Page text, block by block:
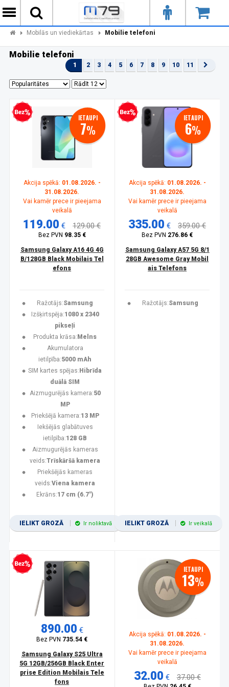
Mobilās un viediekārtas Mobilie telefoni
Mobilie telefoni
1 2 3 4 5 6 7 8 9 10 11
kredīts IETAUPI
7%
Akcija spēkā: 01.08.2026. -
31.08.2026.
Vai kamēr prece ir pieejama
veikalā
119.00 € 129.00 €
Bez PVN 98.35 €
Samsung Galaxy A16 4G 4G
B/128GB Black Mobilais Tel
efons
Ražotājs:Samsung
Izšķirtspēja:1080 x 2340
pikseļi
Produkta krāsa: Melns
Akumulatora
ietilpība:5000 mAh
SIM kartes spējas: Hibrīda
duālā SIM
Aizmugurējās kamera:50
MP
Priekšējā kamera:13 MP
Iekšējās glabātuves
ietilpība:128 GB
Aizmugurējās kameras
veids:Trīskāršā kamera
Priekšējās kameras
veids:Viena kamera
Ekrāns:17 cm (6.7")
IELIKT GROZĀ Ir noliktavā
Bezprocentu kredīts IETAUPI
6%
Akcija spēkā: 01.08.2026. -
31.08.2026.
Vai kamēr prece ir pieejama
veikalā
335.00 € 359.00 €
Bez PVN 276.86 €
Samsung Galaxy A57 5G 8/1
28GB Awesome Gray Mobil
ais Telefons
Ražotājs:Samsung
IELIKT GROZĀ Ir veikalā
kredīts
890.00 €
Bez PVN 735.54 €
Samsung Galaxy S25 Ultra
5G 12GB/256GB Black Enter
prise Edition Mobilais Tele
fons
IETAUPI
13%
Akcija spēkā: 01.08.2026. -
31.08.2026.
Vai kamēr prece ir pieejama
veikalā
32.00 € 37.00 €